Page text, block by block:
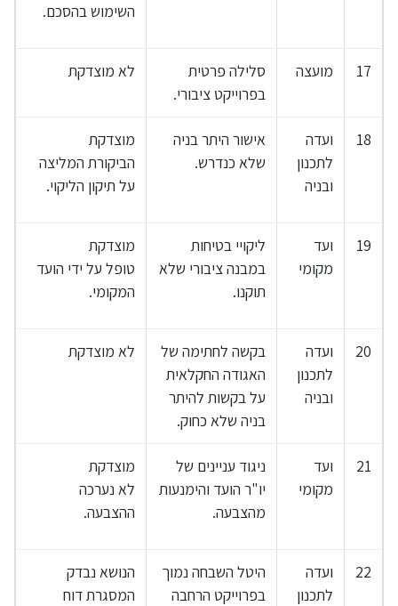
השימוש בהסכם.
17 מועצה
סלילה פרטית
בפרוייקט ציבורי.
לא מוצדקת
18
ועדה
לתכנון
ובניה
אישור היתר בניה
שלא כנדרש.
מוצדקת
הביקורת המליצה
על תיקון הליקוי.
19
ועד
מקומי
ליקויי בטיחות
במבנה ציבורי שלא
תוקנו.
מוצדקת
טופל על ידי הועד
המקומי.
20
ועדה
לתכנון
ובניה
בקשה לחתימה של
האגודה החקלאית
על בקשות להיתר
בניה שלא כחוק.
לא מוצדקת
21
ועד
מקומי
ניגוד עניינים של
יו"ר הועד והימנעות
מהצבעה.
מוצדקת
לא נערכה
ההצבעה.
22
ועדה
לתכנון
היטל השבחה נמוך
בפרוייקט הרחבה
הנושא נבדק
המסגרת דוח